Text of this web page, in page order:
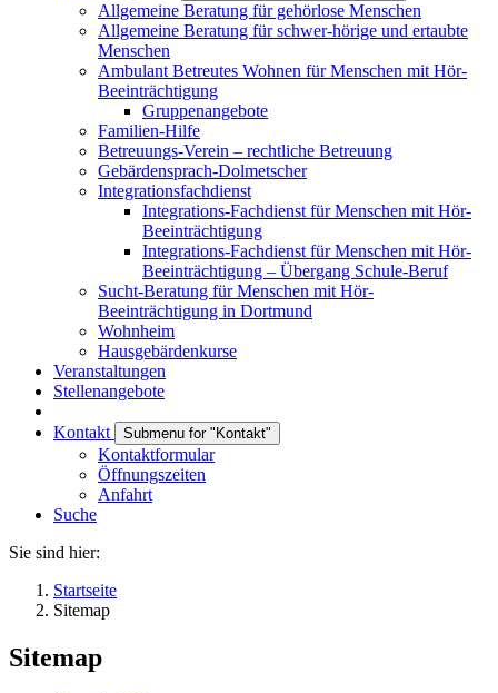
Allgemeine Beratung für gehörlose Menschen
Allgemeine Beratung für schwer-hörige und ertaubte
Menschen
Ambulant Betreutes Wohnen für Menschen mit Hör-
Beeinträchtigung
Gruppenangebote
Familien-Hilfe
Betreuungs-Verein – rechtliche Betreuung
Gebärdensprach-Dolmetscher
Integrationsfachdienst
Integrations-Fachdienst für Menschen mit Hör-
Beeinträchtigung
Integrations-Fachdienst für Menschen mit Hör-
Beeinträchtigung – Übergang Schule-Beruf
Sucht-Beratung für Menschen mit Hör-
Beeinträchtigung in Dortmund
Wohnheim
Hausgebärdenkurse
Veranstaltungen
Stellenangebote
Kontakt Submenu for "Kontakt"
Kontaktformular
Öffnungszeiten
Anfahrt
Suche
Sie sind hier:
Startseite
Sitemap
Sitemap